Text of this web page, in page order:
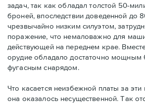
задач, так как обладал толстой 50-
броней, впоследствии доведенной до
чрезвычайно низким силуэтом,
поражение, что немаловажно для
действующей на переднем крае.
орудие обладало достаточно мощным
фугасным снарядом.
Что касается неизбежной платы за эти
она оказалось несущественной. Так